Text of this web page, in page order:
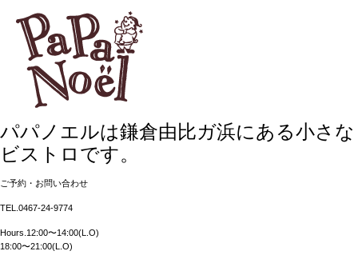
パパノエルは鎌倉由比ガ浜にある小さな
ビストロです。
ご予約・お問い合わせ
TEL.0467-24-9774
Hours.12:00〜14:00(L.O)
18:00〜21:00(L.O)